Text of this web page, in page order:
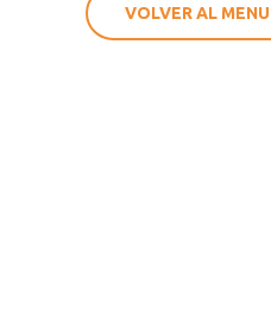
VOLVER AL MENU